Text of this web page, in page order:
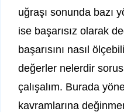
uğraşı sonunda bazı
ise başarısız olarak
başarısını nasıl
değerler nelerdir
çalışalım. Burada
kavramlarına